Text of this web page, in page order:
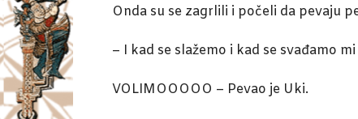
Onda su se zagrlili i počeli da pevaju
– I kad se slažemo i kad se svađamo
VOLIMOOOOO – Pevao je Uki.